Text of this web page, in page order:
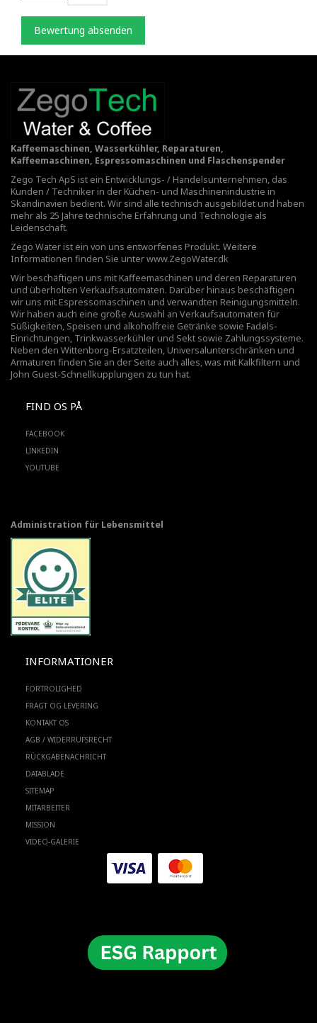
Bewertung absenden
Kaffeemaschinen, Wasserkühler, Reparaturen,
Kaffeemaschinen, Espressomaschinen und Flaschenspender
Zego Tech ApS ist ein Entwicklungs- / Handelsunternehmen, das
Kunden / Techniker in der Küchen- und Maschinenindustrie in
Skandinavien bedient. Wir sind alle technisch ausgebildet und haben
mehr als 25 Jahre technische Erfahrung und Technologie als
Leidenschaft.
Zego Water ist ein von uns entworfenes Produkt. Weitere
Informationen finden Sie unterwww.ZegoWater.dk
Wir beschäftigen uns mit Kaffeemaschinen und deren Reparaturen
und überholten Verkaufsautomaten. Darüber hinaus beschäftigen
wir uns mit Espressomaschinen und verwandten Reinigungsmitteln.
Wir haben auch eine große Auswahl an Verkaufsautomaten für
Süßigkeiten, Speisen und alkoholfreie Getränke sowie Fadøls-
Einrichtungen, Trinkwasserkühler und Sekt sowie Zahlungssysteme.
Neben den Wittenborg-Ersatzteilen, Universalunterschränken und
Armaturen finden Sie an der Seite auch alles, was mit Kalkfiltern und
John Guest-Schnellkupplungen zu tun hat.
FIND OS PÅ
FACEBOOK
LINKEDIN
YOUTUBE
Administration für Lebensmittel
INFORMATIONER
FORTROLIGHED
FRAGT OG LEVERING
KONTAKT OS
AGB / WIDERRUFSRECHT
RÜCKGABENACHRICHT
DATABLADE
SITEMAP
MITARBEITER
MISSION
VIDEO-GALERIE